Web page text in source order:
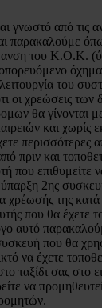
γνωστό από τις
παρακαλούμε
του Κ.Ο.Κ.
του
οι χρεώσεις των
θα γίνονται
και χωρίς
περισσότερες
πριν και
που επιθυμείτε
ύπαρξη 2ης
χρέωσής της
που θα έχετε
αυτό
που θα
να έχετε
ταξίδι σας στο
να